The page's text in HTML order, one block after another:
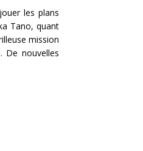
les plans
Tano, quant
mission
De nouvelles